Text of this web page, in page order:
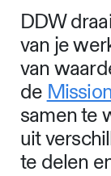
DDW
van je
van
de
samen te
uit
te delen